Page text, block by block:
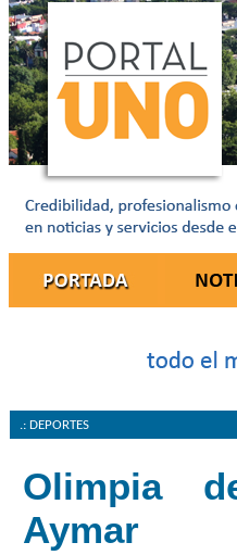
.: DEPORTES
Olimpia
Aymar